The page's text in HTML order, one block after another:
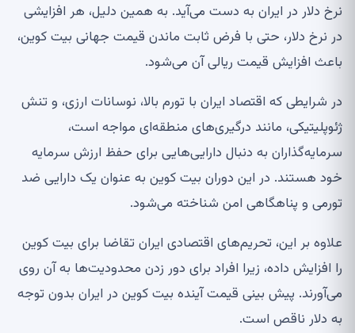
نرخ دلار در ایران به دست می‌آید. به همین دلیل، هر افزایشی
در نرخ دلار، حتی با فرض ثابت ماندن قیمت جهانی بیت کوین،
باعث افزایش قیمت ریالی آن می‌شود.
در شرایطی که اقتصاد ایران با تورم بالا، نوسانات ارزی، و تنش
ژئوپلیتیکی، مانند درگیری‌های منطقه‌ای مواجه است،
سرمایه‌گذاران به دنبال دارایی‌هایی برای حفظ ارزش سرمایه
خود هستند. در این دوران بیت کوین به عنوان یک دارایی ضد
تورمی و پناهگاهی امن شناخته می‌شود.
علاوه بر این، تحریم‌های اقتصادی ایران تقاضا برای بیت کوین
را افزایش داده، زیرا افراد برای دور زدن محدودیت‌ها به آن روی
می‌آورند. پیش بینی قیمت آینده بیت کوین در ایران بدون توجه
به دلار ناقص است.